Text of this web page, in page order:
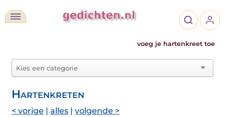
voeg je hartenkreet toe
Hartenkreten
< vorige | alles | volgende >